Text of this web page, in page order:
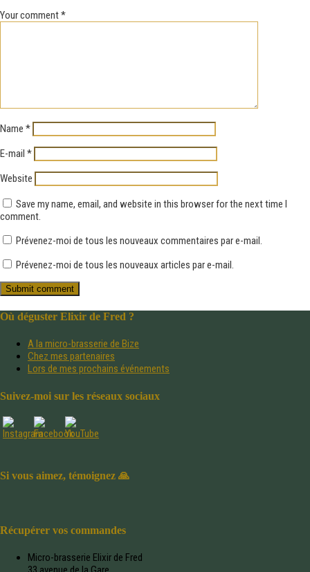
Your comment*
Name *
E-mail *
Website
Save my name, email, and website in this browser for the next time I
comment.
Prévenez-moi de tous les nouveaux commentaires par e-mail.
Prévenez-moi de tous les nouveaux articles par e-mail.
Où déguster Elixir de Fred ?
A la micro-brasserie de Bize
Chez mes partenaires
Lors de mes prochains événements
Suivez-moi sur les réseaux sociaux
Si vous aimez, témoignez 🙏
Récupérer vos commandes
Micro-brasserie Elixir de Fred